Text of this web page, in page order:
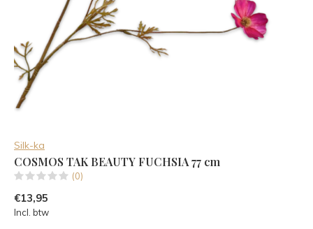
Silk-ka
COSMOS TAK BEAUTY FUCHSIA 77 cm
(0)
€13,95
Incl. btw